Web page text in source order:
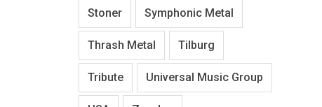
Stoner Symphonic Metal
Thrash Metal Tilburg
Tribute Universal Music Group